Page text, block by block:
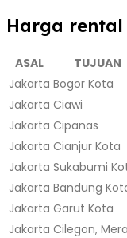
Harga
ASAL TUJUAN
Jakarta Bogor Kota
Jakarta Ciawi
Jakarta Cipanas
Jakarta Cianjur Kota
Jakarta Sukabumi
Jakarta Bandung
Jakarta Garut Kota
Jakarta Cilegon,